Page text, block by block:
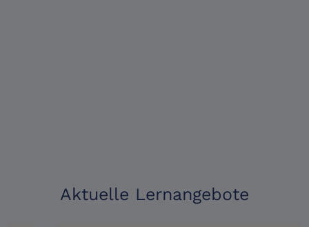
Aktuelle Lernangebote